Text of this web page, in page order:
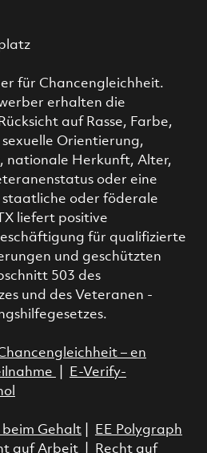
für Chancengleichheit.
erhalten die
auf Rasse, Farbe,
sexuelle Orientierung,
nationale Herkunft, Alter,
oder eine
oder föderale
liefert positive
für qualifizierte
und geschützten
503 des
und des Veteranen -
– en
E-Verify-
beim Gehalt|
EE Polygraph
auf Arbeit
Recht auf